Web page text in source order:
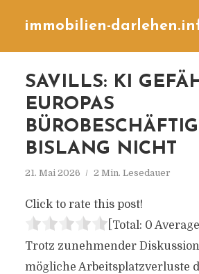
immobilien-
SAVILLS: KI
EUROPAS
BISLANG NICHT
21. Mai 2026 2 Min. Lesedauer
Click to rate this post!
[Total: 0
Trotz zunehmender
mögliche Arbeitsplatzverluste